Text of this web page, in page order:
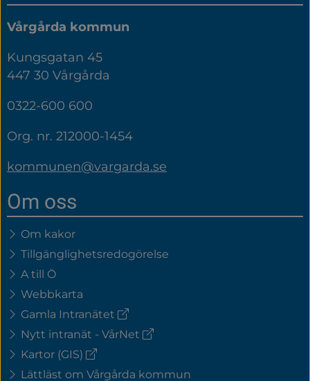
Vårgårda kommun
Kungsgatan 45
447 30 Vårgårda
0322-600 600
Org. nr. 212000-1454
kommunen@vargarda.se
Om oss
Om kakor
Tillgänglighetsredogörelse
A till Ö
Webbkarta
Gamla Intranätet (extern
länk)
Nytt intranät - VårNet (extern
Kartor (GIS) (extern
länk)
Lättläst om Vårgårda kommun